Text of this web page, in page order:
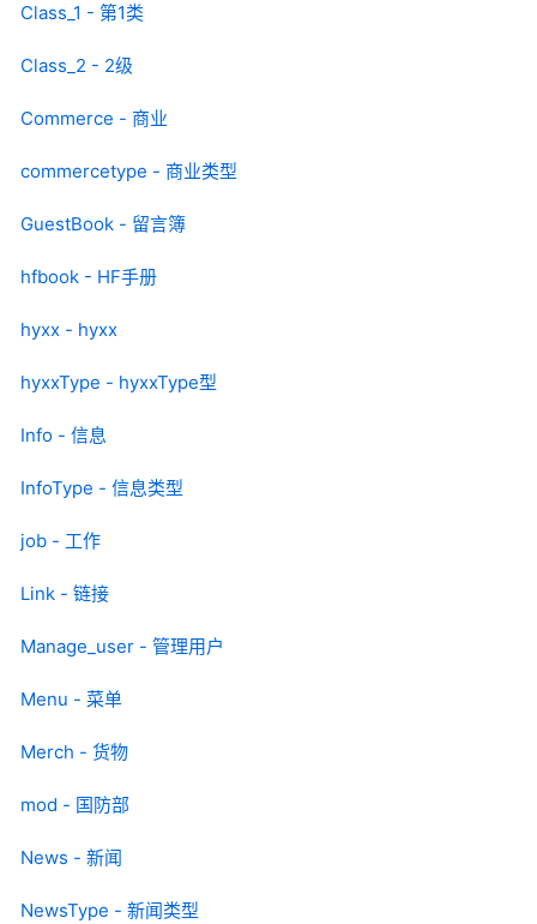
Class_1 - 第1类
Class_2 - 2级
Commerce - 商业
commercetype - 商业类型
GuestBook - 留言簿
hfbook - HF手册
hyxx - hyxx
hyxxType - hyxxType型
Info - 信息
InfoType - 信息类型
job - 工作
Link - 链接
Manage_user - 管理用户
Menu - 菜单
Merch - 货物
mod - 国防部
News - 新闻
NewsType - 新闻类型